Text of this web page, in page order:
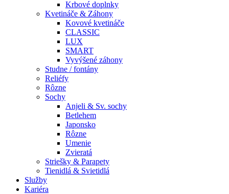
Krbové doplnky
Kvetináče & Záhony
Kovové kvetináče
CLASSIC
LUX
SMART
Vyvýšené záhony
Studne / fontány
Reliéfy
Rôzne
Sochy
Anjeli & Sv. sochy
Betlehem
Japonsko
Rôzne
Umenie
Zvieratá
Striešky & Parapety
Tienidlá & Svietidlá
Služby
Kariéra